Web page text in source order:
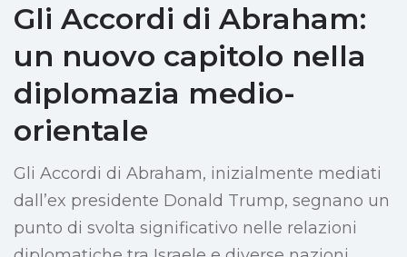
Gli Accordi di Abraham:
un nuovo capitolo nella
diplomazia medio-
orientale
Gli Accordi di Abraham, inizialmente mediati
dall’ex presidente Donald Trump, segnano un
punto di svolta significativo nelle relazioni